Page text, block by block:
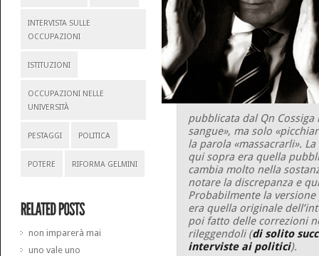
INTERVISTA SULLE
OCCUPAZIONI
ISTITUZIONI
OCCUPAZIONI NELLE
UNIVERSITÀ
PESTAGGI POLITICA
POTERE RIFORMA GELMINI
non imparerà mai
uno vale uno
pubblicata dal Qn
sangue», ma solo
la parola «massacrarli».
qui sopra era quella
cambia molto nella
notare la discrepanza e
Probabilmente la
era quella originale
poi fatto delle correzioni
rileggendoli (di solito
interviste ai politici).